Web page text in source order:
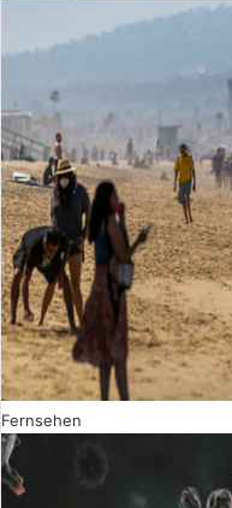
Fernsehen